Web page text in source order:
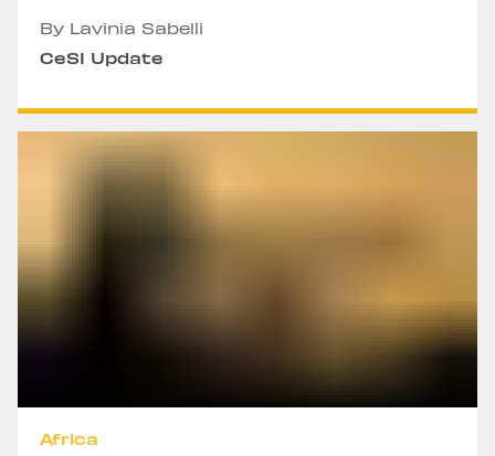
By Lavinia Sabelli
CeSI Update
Africa